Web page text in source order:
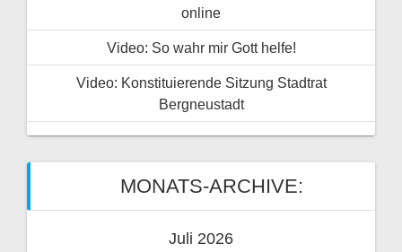
online
Video: So wahr mir Gott helfe!
Video: Konstituierende Sitzung Stadtrat
Bergneustadt
MONATS-ARCHIVE:
Juli 2026